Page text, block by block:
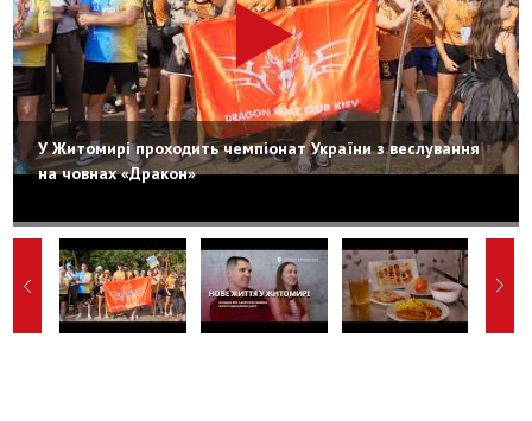
У Житомирі проходить чемпіонат України з веслування
на човнах «Дракон»